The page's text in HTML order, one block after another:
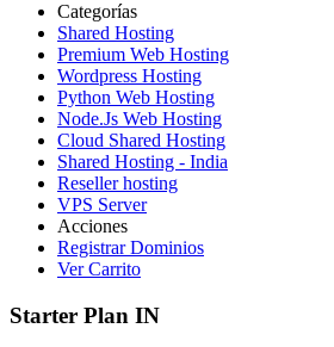
Categorías
Shared Hosting
Premium Web Hosting
Wordpress Hosting
Python Web Hosting
Node.Js Web Hosting
Cloud Shared Hosting
Shared Hosting - India
Reseller hosting
VPS Server
Acciones
Registrar Dominios
Ver Carrito
Starter Plan IN